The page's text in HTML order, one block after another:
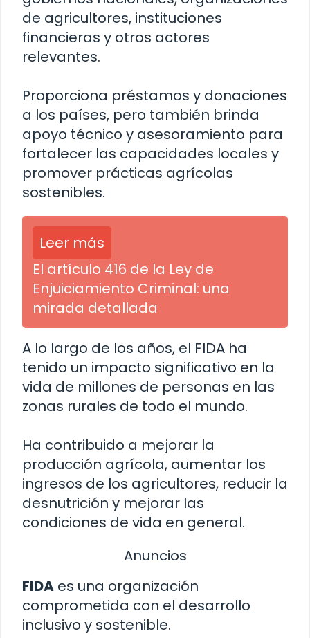
de agricultores, instituciones
financieras y otros actores
relevantes.
Proporciona préstamos y donaciones
a los países, pero también brinda
apoyo técnico y asesoramiento para
fortalecer las capacidades locales y
promover prácticas agrícolas
sostenibles.
Leer más
El artículo 416 de la Ley de
Enjuiciamiento Criminal: una
mirada detallada
A lo largo de los años, el FIDA ha
tenido un impacto significativo en la
vida de millones de personas en las
zonas rurales de todo el mundo.
Ha contribuido a mejorar la
producción agrícola, aumentar los
ingresos de los agricultores, reducir la
desnutrición y mejorar las
condiciones de vida en general.
Anuncios
FIDA es una organización
comprometida con el desarrollo
inclusivo y sostenible.